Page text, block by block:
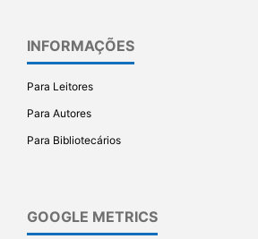
INFORMAÇÕES
Para Leitores
Para Autores
Para Bibliotecários
GOOGLE METRICS